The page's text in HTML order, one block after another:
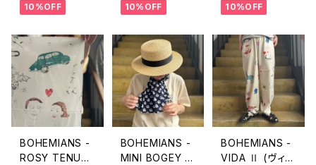
10%OFF
日傘）
10%OFF 10%OFF
BOHEMIANS -
ROSY TENUG
BOHEMIANS -
MINI BOGEY T
BOHEMIANS -
VIDA Ⅱ (ヴィー